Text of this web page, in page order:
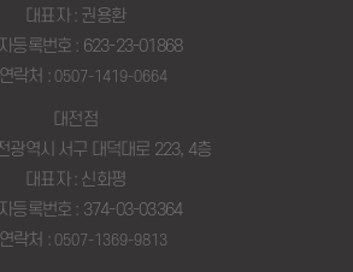
대표자 : 권용환
등록번호 : 623-23-01868
연락처 : 0507-1419-0664
대전점
광역시 서구 대덕대로 223, 4층
대표자 : 신화평
등록번호 : 374-03-03364
연락처 : 0507-1369-9813